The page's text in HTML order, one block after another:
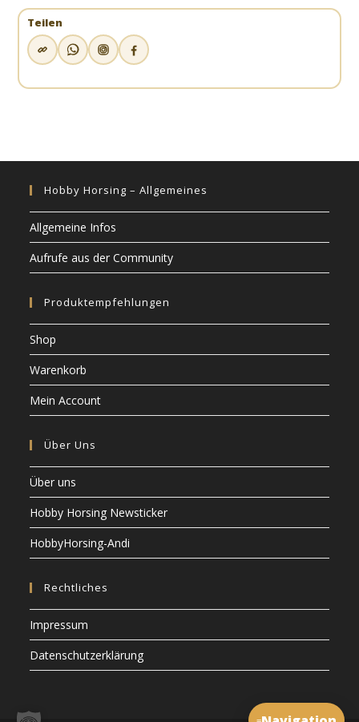
Teilen
Hobby Horsing – Allgemeines
Allgemeine Infos
Aufrufe aus der Community
Produktempfehlungen
Shop
Warenkorb
Mein Account
Über Uns
Über uns
Hobby Horsing Newsticker
HobbyHorsing-Andi
Rechtliches
Impressum
Datenschutzerklärung